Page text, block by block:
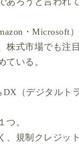
・Microsoft
式市場でも注
ている。
DX（デジタル
つ。
規制クレジッ